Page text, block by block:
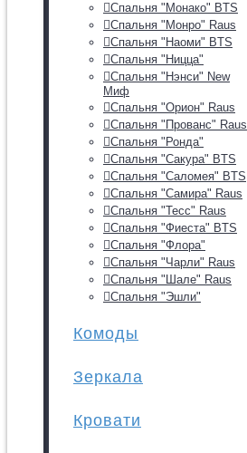
Спальня "Монако" BTS
Спальня "Монро" Raus
Спальня "Наоми" BTS
Спальня "Ницца"
Спальня "Нэнси" New
Миф
Спальня "Орион" Raus
Спальня "Прованс" Raus
Спальня "Ронда"
Спальня "Сакура" BTS
Спальня "Саломея" BTS
Спальня "Самира" Raus
Спальня "Тесс" Raus
Спальня "Фиеста" BTS
Спальня "Флора"
Спальня "Чарли" Raus
Спальня "Шале" Raus
Спальня "Эшли"
Комоды
Зеркала
Кровати